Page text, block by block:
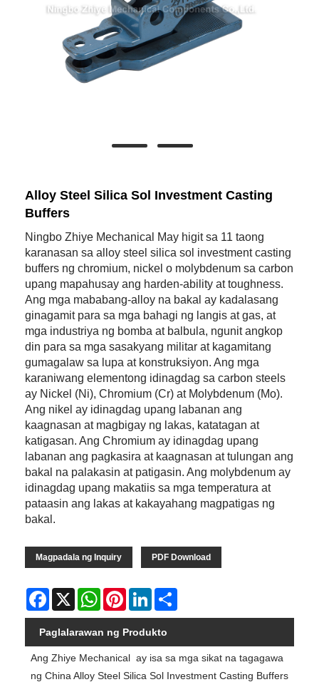
Alloy Steel Silica Sol Investment Casting
Buffers
Ningbo Zhiye Mechanical May higit sa 11 taong
karanasan sa alloy steel silica sol investment casting
buffers ng chromium, nickel o molybdenum sa carbon
upang mapahusay ang harden-ability at toughness.
Ang mga mababang-alloy na bakal ay kadalasang
ginagamit para sa mga bahagi ng langis at gas, at
mga industriya ng bomba at balbula, ngunit angkop
din para sa mga sasakyang militar at kagamitang
gumagalaw sa lupa at konstruksiyon. Ang mga
karaniwang elementong idinagdag sa carbon steels
ay Nickel (Ni), Chromium (Cr) at Molybdenum (Mo).
Ang nikel ay idinagdag upang labanan ang
kaagnasan at magbigay ng lakas, katatagan at
katigasan. Ang Chromium ay idinagdag upang
labanan ang pagkasira at kaagnasan at tulungan ang
bakal na palakasin at patigasin. Ang molybdenum ay
idinagdag upang makatiis sa mga temperatura at
pataasin ang lakas at kakayahang magpatigas ng
bakal.
Magpadala ng Inquiry PDF Download
Facebook
X WhatsAppPinterestLinkedIn
Paglalarawan ng Produkto
Ang Zhiye Mechanical ay isa sa mga sikat na tagagawa
ng China Alloy Steel Silica Sol Investment Casting Buffers